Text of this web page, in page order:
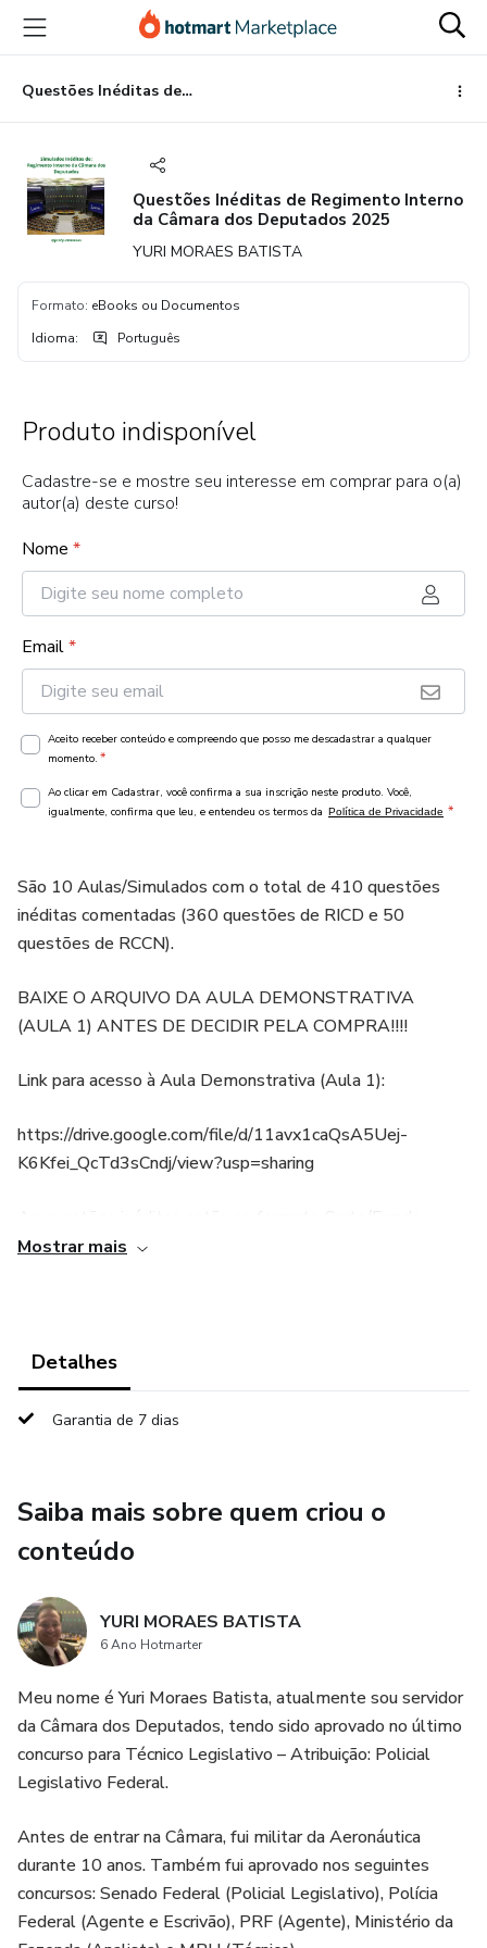
para
conteúdo
principal
para
pagamento
para
rodapé
Questões Inéditas de Regimento Interno da Câmara dos Deputados 2025
Questões Inéditas de Regimento Interno
da Câmara dos Deputados 2025
YURI MORAES BATISTA
Formato: eBooks ou Documentos
Idioma: Português
Produto indisponível
Cadastre-se e mostre seu interesse em comprar para o(a)
autor(a) deste curso!
Nome *
Email*
Aceito receber conteúdo e compreendo que posso me descadastrar a qualquer
momento. *
Ao clicar em Cadastrar, você confirma a sua inscrição neste produto. Você,
igualmente, confirma que leu, e entendeu os termos da Política de Privacidade *
São 10 Aulas/Simulados com o total de 410 questões
inéditas comentadas (360 questões de RICD e 50
questões de RCCN).
BAIXE O ARQUIVO DA AULA DEMONSTRATIVA
(AULA 1) ANTES DE DECIDIR PELA COMPRA!!!!
Link para acesso à Aula Demonstrativa (Aula 1):
https://drive.google.com/file/d/11avx1caQsA5Uej-
K6Kfei_QcTd3sCndj/view?usp=sharing
Independentemente de qual será a Banca do próximo
(FGV 2023), das 26 questões de Regimento Interno da
Câmara dos Deputados, 14 estavam no meu curso.
mais de 80% dos candidatos.
https://drive.google.com/file/d/11avx1caQsA5Uej-
K6Kfei_QcTd3sCndj/view?usp=sharing
Instagram: @profyurimoraes //
@regimentointernodacamara
Neste curso, de Simulados Inéditos de Regimento Interno
da Câmara dos Deputados, temos como objetivo:
a) Permitir com que você simule o ambiente de prova,
resolvendo questões inéditas elaboradas e comentadas.
Mostrar mais
Detalhes
Garantia de 7 dias
Saiba mais sobre quem criou o
conteúdo
YURI MORAES BATISTA
6 Ano Hotmarter
Meu nome é Yuri Moraes Batista, atualmente sou servidor
da Câmara dos Deputados, tendo sido aprovado no último
concurso para Técnico Legislativo – Atribuição: Policial
Legislativo Federal.
Antes de entrar na Câmara, fui militar da Aeronáutica
durante 10 anos. Também fui aprovado nos seguintes
concursos: Senado Federal (Policial Legislativo), Polícia
Federal (Agente e Escrivão), PRF (Agente), Ministério da